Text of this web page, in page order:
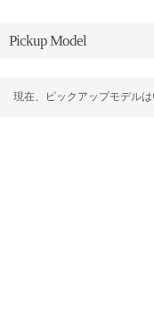
Pickup Model
現在、ピックアップモデルは